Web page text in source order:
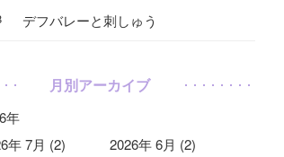
デフバレーと刺しゅう
月別アーカイブ
年
年 7月 (2)
2026年 6月 (2)